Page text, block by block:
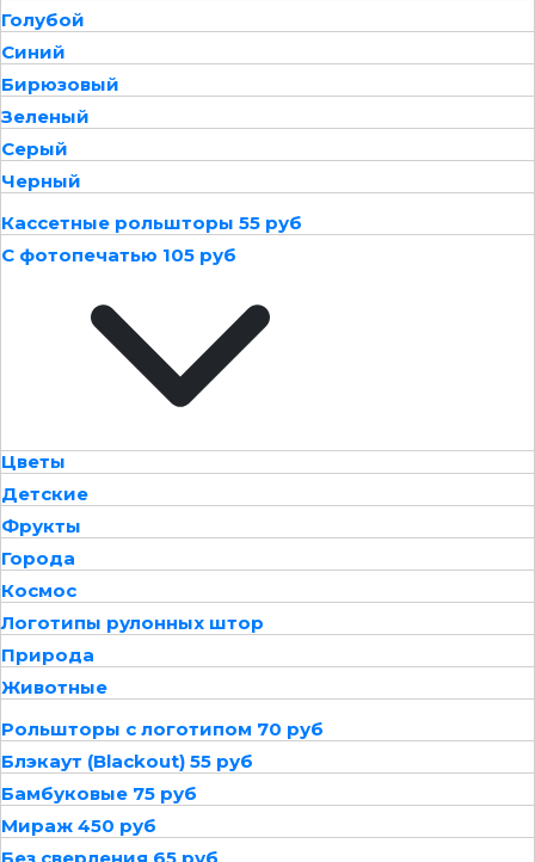
Голубой
Синий
Бирюзовый
Зеленый
Серый
Черный
Кассетные рольшторы 55 руб
С фотопечатью 105 руб
Цветы
Детские
Фрукты
Города
Космос
Логотипы рулонных штор
Природа
Животные
Рольшторы с логотипом 70 руб
Блэкаут (Blackout) 55 руб
Бамбуковые 75 руб
Мираж 450 руб